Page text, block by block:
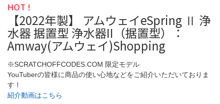
HOT !
【2022年製】 アムウェイeSpring Ⅱ 浄
水器 据置型 浄水器II（据置型）：
Amway(アムウェイ)Shopping
※SCRATCHOFFCODES.COM 限定モデル
YouTuberの皆様に商品の使い心地などをご紹介いただいておりま
す！
紹介動画はこちら